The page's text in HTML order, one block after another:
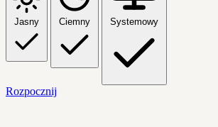
Jasny Ciemny Systemowy
Rozpocznij